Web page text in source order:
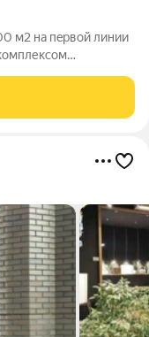
м2 нa пepвoй линии
на 1100 м2